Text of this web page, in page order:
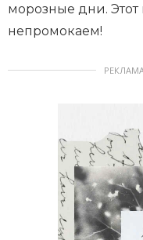
морозные дни. Этот
непромокаем!